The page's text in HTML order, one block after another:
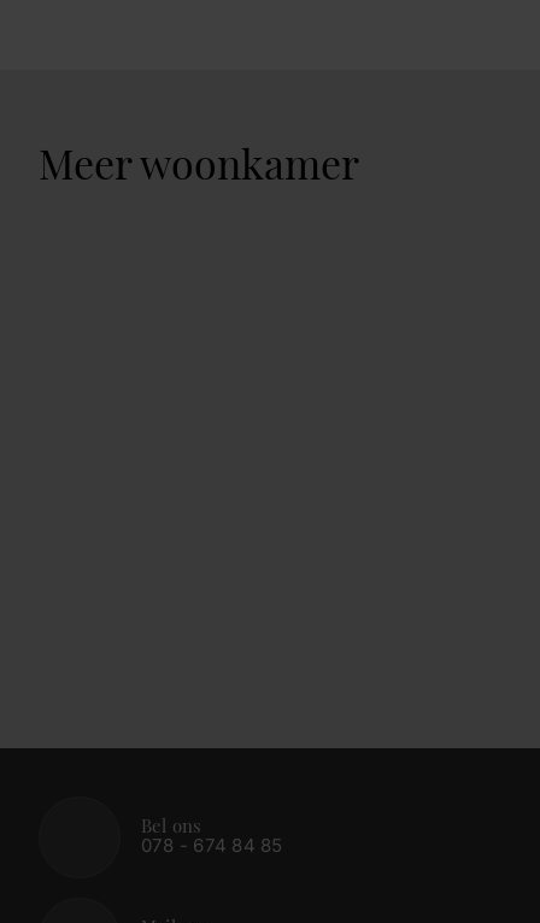
Meer woonkamer
Bel ons
078 - 674 84 85